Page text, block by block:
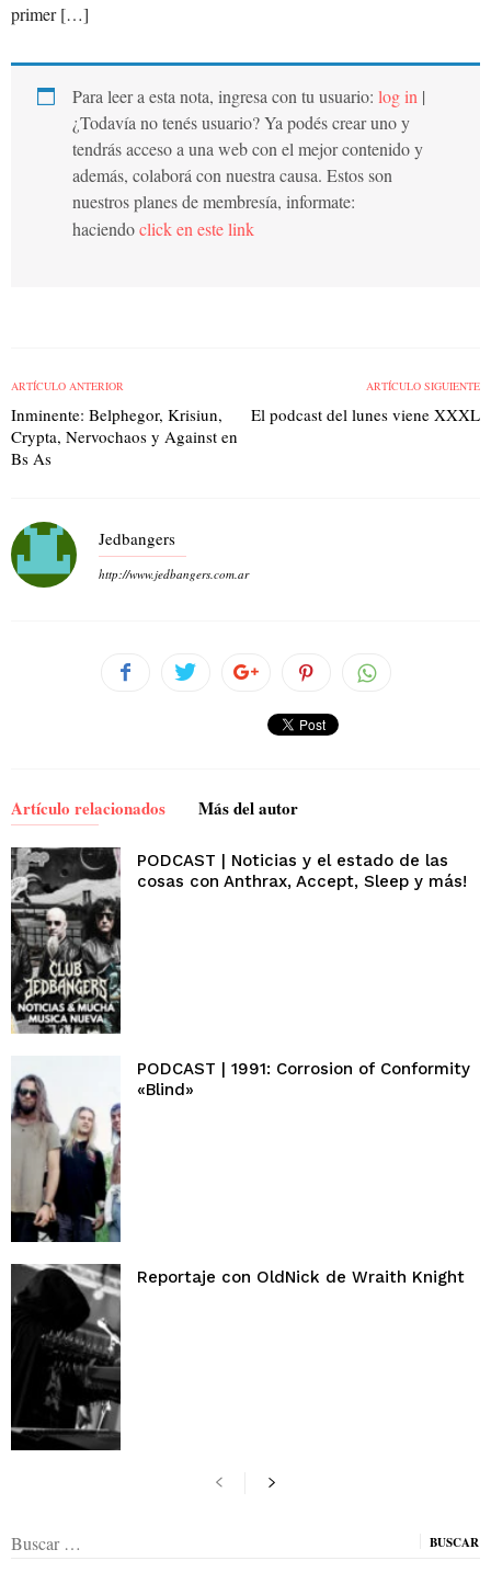
primer […]
Para leer a esta nota, ingresa con tu usuario: log in |
¿Todavía no tenés usuario? Ya podés crear uno y
tendrás acceso a una web con el mejor contenido y
además, colaborá con nuestra causa. Estos son
nuestros planes de membresía, informate:
haciendoclick en este link
ARTÍCULO ANTERIOR
Inminente: Belphegor, Krisiun,
Crypta, Nervochaos y Against en
Bs As
ARTÍCULO SIGUIENTE
El podcast del lunes viene XXXL
Jedbangers
http://www.jedbangers.com.ar
Artículo relacionados Más del autor
PODCAST | Noticias y el estado de las
cosas con Anthrax, Accept, Sleep y más!
PODCAST | 1991: Corrosion of Conformity
«Blind»
Reportaje con OldNick de Wraith Knight
Buscar: